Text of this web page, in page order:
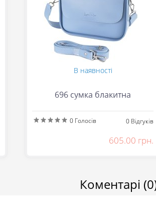
В наявності
696 сумка блакитна
0 Голосів 0 Відгуків
605.00 грн.
Коментарі